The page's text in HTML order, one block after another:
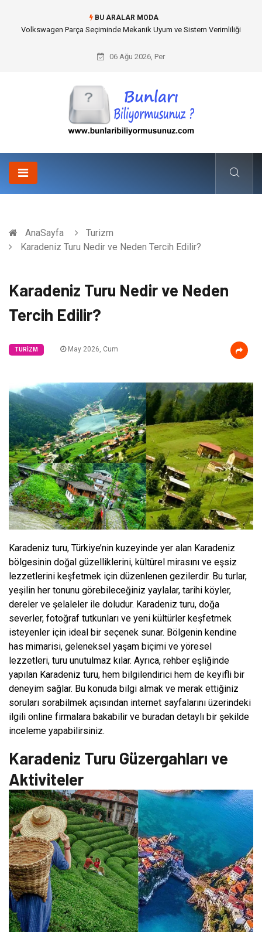
BU ARALAR MODA
Best Wedding Photographer in Turkey Seçimi Nasıl Yapılmalı?
06 Ağu 2026, Per
AnaSayfa
Turizm
Karadeniz Turu Nedir ve Neden Tercih Edilir?
Karadeniz Turu Nedir ve Neden
Tercih Edilir?
TURIZM May 2026, Cum
Karadeniz turu, Türkiye’nin kuzeyinde yer alan Karadeniz
bölgesinin doğal güzelliklerini, kültürel mirasını ve eşsiz
lezzetlerini keşfetmek için düzenlenen gezilerdir. Bu turlar,
yeşilin her tonunu görebileceğiniz yaylalar, tarihi köyler,
dereler ve şelaleler ile doludur. Karadeniz turu, doğa
severler, fotoğraf tutkunları ve yeni kültürler keşfetmek
isteyenler için ideal bir seçenek sunar. Bölgenin kendine
has mimarisi, geleneksel yaşam biçimi ve yöresel
lezzetleri, turu unutulmaz kılar. Ayrıca, rehber eşliğinde
yapılan Karadeniz turu, hem bilgilendirici hem de keyifli bir
deneyim sağlar. Bu konuda bilgi almak ve merak ettiğiniz
soruları sorabilmek açısından internet sayfalarını üzerindeki
ilgili online firmalara bakabilir ve buradan detaylı bir şekilde
inceleme yapabilirsiniz.
Karadeniz Turu Güzergahları ve
Aktiviteler